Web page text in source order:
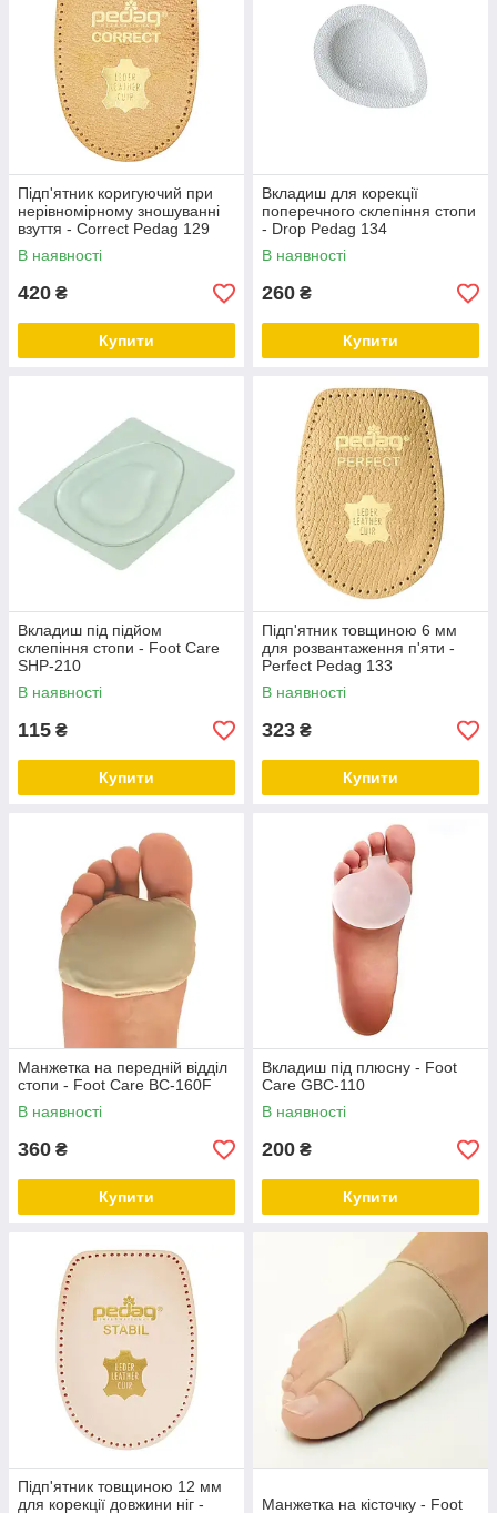
Підп'ятник коригуючий при
нерівномірному зношуванні
взуття - Correct Pedag 129
В наявності
420 ₴
Купити
Вкладиш для корекції
поперечного склепіння стопи
- Drop Pedag 134
В наявності
260 ₴
Купити
Вкладиш під підйом
склепіння стопи - Foot Care
SHP-210
В наявності
115 ₴
Купити
Підп'ятник товщиною 6 мм
для розвантаження п'яти -
Perfect Pedag 133
В наявності
323 ₴
Купити
Манжетка на передній відділ
стопи - Foot Care BC-160F
В наявності
360 ₴
Купити
Вкладиш під плюсну - Foot
Care GBC-110
В наявності
200 ₴
Купити
Підп'ятник товщиною 12 мм
для корекції довжини ніг -
Манжетка на кісточку - Foot